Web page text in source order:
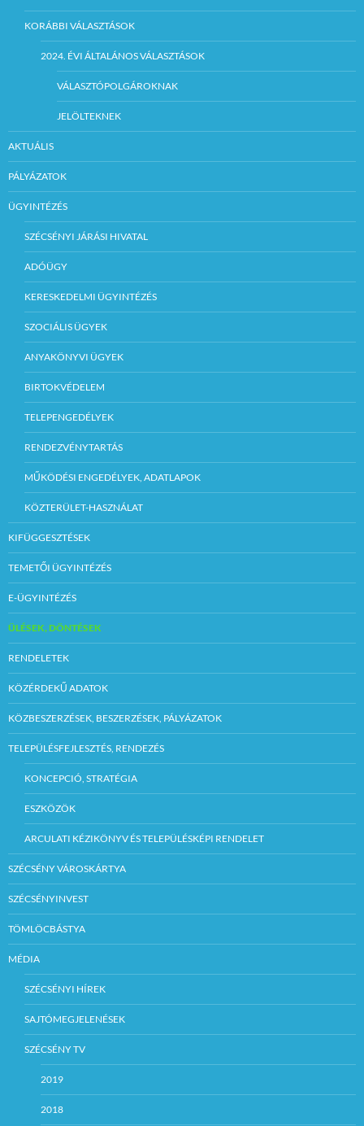
KORÁBBI VÁLASZTÁSOK
2024. ÉVI ÁLTALÁNOS VÁLASZTÁSOK
VÁLASZTÓPOLGÁROKNAK
JELÖLTEKNEK
AKTUÁLIS
PÁLYÁZATOK
ÜGYINTÉZÉS
SZÉCSÉNYI JÁRÁSI HIVATAL
ADÓÜGY
KERESKEDELMI ÜGYINTÉZÉS
SZOCIÁLIS ÜGYEK
ANYAKÖNYVI ÜGYEK
BIRTOKVÉDELEM
TELEPENGEDÉLYEK
RENDEZVÉNYTARTÁS
MŰKÖDÉSI ENGEDÉLYEK, ADATLAPOK
KÖZTERÜLET-HASZNÁLAT
KIFÜGGESZTÉSEK
TEMETŐI ÜGYINTÉZÉS
E-ÜGYINTÉZÉS
ÜLÉSEK, DÖNTÉSEK
RENDELETEK
KÖZÉRDEKŰ ADATOK
KÖZBESZERZÉSEK, BESZERZÉSEK, PÁLYÁZATOK
TELEPÜLÉSFEJLESZTÉS, RENDEZÉS
KONCEPCIÓ, STRATÉGIA
ESZKÖZÖK
ARCULATI KÉZIKÖNYV ÉS TELEPÜLÉSKÉPI RENDELET
SZÉCSÉNY VÁROSKÁRTYA
SZÉCSÉNYINVEST
TÖMLÖCBÁSTYA
MÉDIA
SZÉCSÉNYI HÍREK
SAJTÓMEGJELENÉSEK
SZÉCSÉNY TV
2019
2018